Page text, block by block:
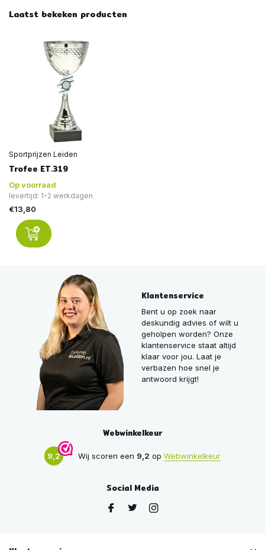
Laatst bekeken producten
Sportprijzen Leiden
Trofee ET.319
Op voorraad
levertijd: 1-2 werkdagen
€13,80
Klantenservice
Bent u op zoek naar
deskundig advies of wilt u
geholpen worden? Onze
klantenservice staat altijd
klaar voor jou. Laat je
verbazen hoe snel je
antwoord krijgt!
Webwinkelkeur
9,2 Wij scoren een 9,2 op Webwinkelkeur
Social Media